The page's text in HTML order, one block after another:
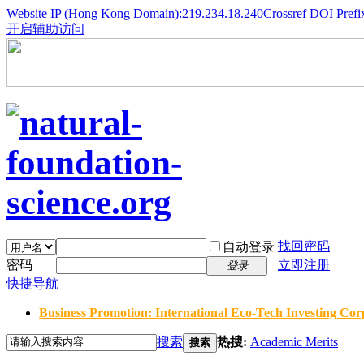
Website IP (Hong Kong Domain):219.234.18.240Crossref DOI
开启辅助访问
自动登录 找回密码
密码
登录
立即注册
快捷导航
Business Promotion: International Eco-Tech Investing
搜索 搜索 热搜: Academic Merits